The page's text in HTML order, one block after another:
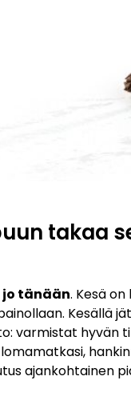
takaa
tänään. Kesä
Kesällä
varmistat hyvän
ajankohtainen